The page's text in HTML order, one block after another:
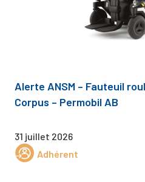
Alerte ANSM – Fauteuil
Corpus – Permobil AB
31 juillet 2026
Adhérent